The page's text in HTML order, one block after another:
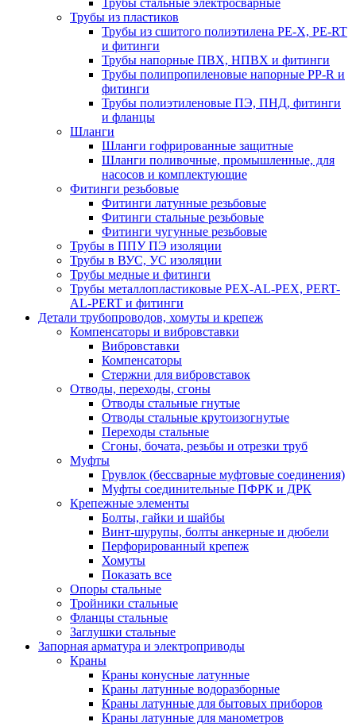
Трубы стальные электросварные
Трубы из пластиков
Трубы из сшитого полиэтилена PE-X, PE-RT
и фитинги
Трубы напорные ПВХ, НПВХ и фитинги
Трубы полипропиленовые напорные PP-R и
фитинги
Трубы полиэтиленовые ПЭ, ПНД, фитинги
и фланцы
Шланги
Шланги гофрированные защитные
Шланги поливочные, промышленные, для
насосов и комплектующие
Фитинги резьбовые
Фитинги латунные резьбовые
Фитинги стальные резьбовые
Фитинги чугунные резьбовые
Трубы в ППУ ПЭ изоляции
Трубы в ВУС, УС изоляции
Трубы медные и фитинги
Трубы металлопластиковые PEX-AL-PEX, PERT-
AL-PERT и фитинги
Детали трубопроводов, хомуты и крепеж
Компенсаторы и вибровставки
Вибровставки
Компенсаторы
Стержни для вибровставок
Отводы, переходы, сгоны
Отводы стальные гнутые
Отводы стальные крутоизогнутые
Переходы стальные
Сгоны, бочата, резьбы и отрезки труб
Муфты
Грувлок (бессварные муфтовые соединения)
Муфты соединительные ПФРК и ДРК
Крепежные элементы
Болты, гайки и шайбы
Винт-шурупы, болты анкерные и дюбели
Перфорированный крепеж
Хомуты
Показать все
Опоры стальные
Тройники стальные
Фланцы стальные
Заглушки стальные
Запорная арматура и электроприводы
Краны
Краны конусные латунные
Краны латунные водоразборные
Краны латунные для бытовых приборов
Краны латунные для манометров